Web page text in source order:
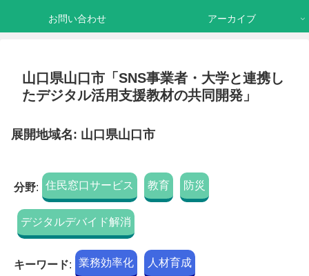
お問い合わせ アーカイブ
山口県山口市「SNS事業者・大学と連携し
たデジタル活用支援教材の共同開発」
展開地域名: 山口県山口市
分野: 住民窓口サービス 教育 防災
デジタルデバイド解消
キーワード: 業務効率化 人材育成